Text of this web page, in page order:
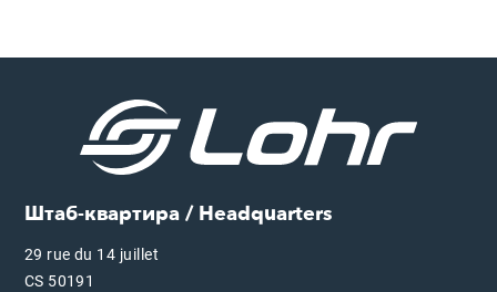
Штаб-квартира / Headquarters
29 rue du 14 juillet
CS 50191